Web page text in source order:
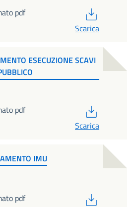
pdf
Scarica
ESECUZIONE SCAVI
pdf
Scarica
IMU
pdf